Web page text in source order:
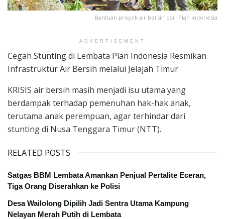
Bantuan proyek air bersih dari Plan Indonesia
ADVERTISEMENT
Cegah Stunting di Lembata Plan Indonesia Resmikan
Infrastruktur Air Bersih melalui Jelajah Timur
KRISIS air bersih masih menjadi isu utama yang
berdampak terhadap pemenuhan hak-hak anak,
terutama anak perempuan, agar terhindar dari
stunting di Nusa Tenggara Timur (NTT).
RELATED POSTS
Satgas BBM Lembata Amankan Penjual Pertalite Eceran,
Tiga Orang Diserahkan ke Polisi
Desa Wailolong Dipilih Jadi Sentra Utama Kampung
Nelayan Merah Putih di Lembata